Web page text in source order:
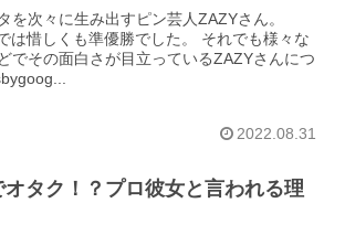
を次々に生み出すピン芸人ZAZYさん。
は惜しくも準優勝でした。 それでも様々な
でその面白さが目立っているZAZYさんにつ
2022.08.31
タク！？プロ彼女と言われる理